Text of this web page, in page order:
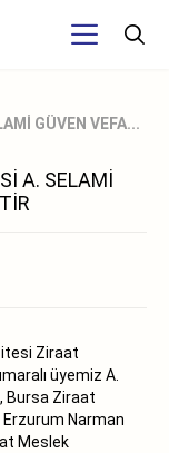
GÜVEN VEFA...
A. SELAMİ
Ziraat
üyemiz A.
Bursa Ziraat
Narman
Meslek